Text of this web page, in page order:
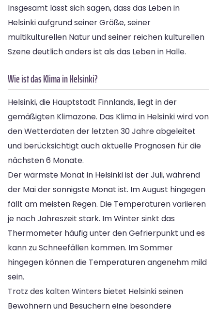
Insgesamt lässt sich sagen, dass das Leben in
Helsinki aufgrund seiner Größe, seiner
multikulturellen Natur und seiner reichen kulturellen
Szene deutlich anders ist als das Leben in Halle.
Wie ist das Klima in Helsinki?
Helsinki, die Hauptstadt Finnlands, liegt in der
gemäßigten Klimazone. Das Klima in Helsinki wird von
den Wetterdaten der letzten 30 Jahre abgeleitet
und berücksichtigt auch aktuelle Prognosen für die
nächsten 6 Monate.
Der wärmste Monat in Helsinki ist der Juli, während
der Mai der sonnigste Monat ist. Im August hingegen
fällt am meisten Regen. Die Temperaturen variieren
je nach Jahreszeit stark. Im Winter sinkt das
Thermometer häufig unter den Gefrierpunkt und es
kann zu Schneefällen kommen. Im Sommer
hingegen können die Temperaturen angenehm mild
sein.
Trotz des kalten Winters bietet Helsinki seinen
Bewohnern und Besuchern eine besondere